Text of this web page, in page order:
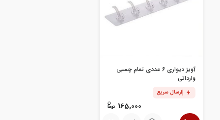
آویز دیواری 6 عددی تمام چسبی
وارداتی
ارسال سریع
165,000